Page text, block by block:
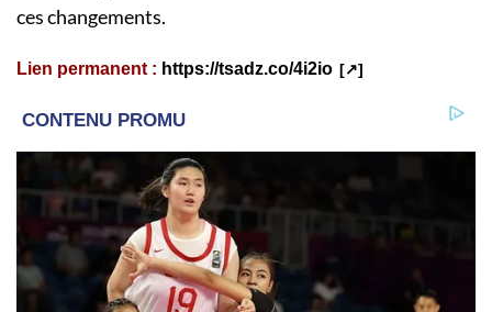
ces changements.
Lien permanent : https://tsadz.co/4i2io